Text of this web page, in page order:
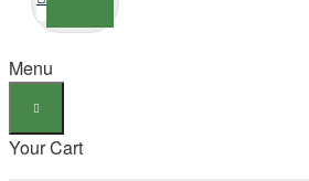
Menu
Your Cart